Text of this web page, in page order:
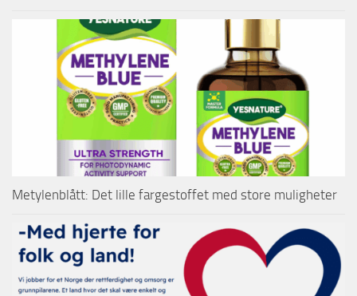
Metylenblått: Det lille fargestoffet med store muligheter